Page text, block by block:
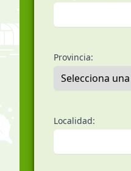
Provincia:
Localidad: